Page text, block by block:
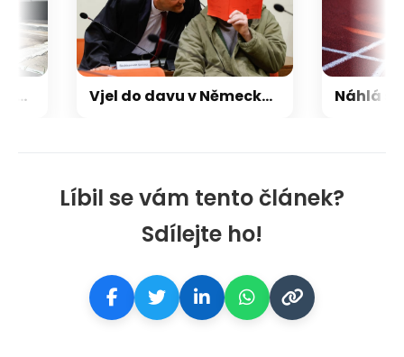
Líbil se vám tento článek?
Sdílejte ho!
Vjel do davu v Německu, dva demonstranty zabil. Afghánec dožije za mřížemi, rozhodl soud